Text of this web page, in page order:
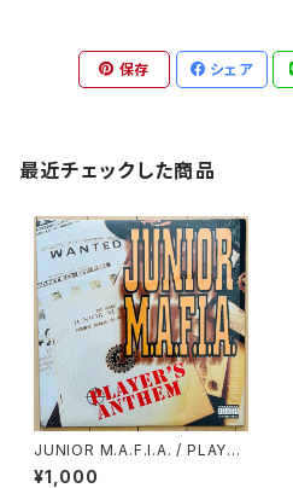
保存 シェア
最近チェックした商品
JUNIOR M.A.F.I.A. / PLAYE
R'S ANTHEM
¥1,000